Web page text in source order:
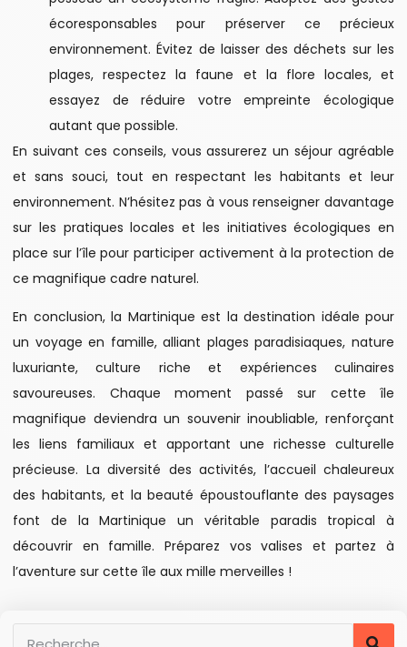
écoresponsables pour préserver ce précieux
environnement. Évitez de laisser des déchets sur les
plages, respectez la faune et la flore locales, et
essayez de réduire votre empreinte écologique
autant que possible.
En suivant ces conseils, vous assurerez un séjour agréable
et sans souci, tout en respectant les habitants et leur
environnement. N’hésitez pas à vous renseigner davantage
sur les pratiques locales et les initiatives écologiques en
place sur l’île pour participer activement à la protection de
ce magnifique cadre naturel.
En conclusion, la Martinique est la destination idéale pour
un voyage en famille, alliant plages paradisiaques, nature
luxuriante, culture riche et expériences culinaires
savoureuses. Chaque moment passé sur cette île
magnifique deviendra un souvenir inoubliable, renforçant
les liens familiaux et apportant une richesse culturelle
précieuse. La diversité des activités, l’accueil chaleureux
des habitants, et la beauté époustouflante des paysages
font de la Martinique un véritable paradis tropical à
découvrir en famille. Préparez vos valises et partez à
l’aventure sur cette île aux mille merveilles !